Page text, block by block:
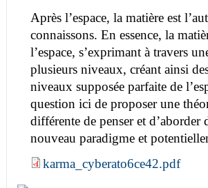
Après l’espace, la matière est
connaissons. En essence, la
l’espace, s’exprimant à travers
plusieurs niveaux, créant ainsi
niveaux supposée parfaite de
question ici de proposer une
différente de penser et d’aborder
nouveau paradigme et
karma_cyberato6ce42.pdf